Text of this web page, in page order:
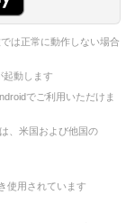
は正常に動作しない場合
起動します
でご利用いただけま
、米国および他国の
使用されています